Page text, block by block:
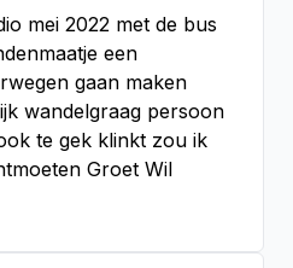
mei 2022 met de bus
een
gaan maken
wandelgraag persoon
te gek klinkt zou ik
Groet Wil